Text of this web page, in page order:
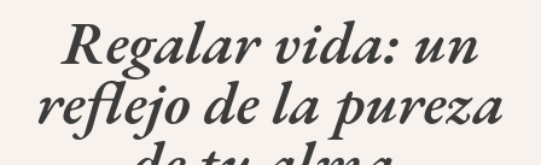
Regalar vida: un
reflejo de la pureza